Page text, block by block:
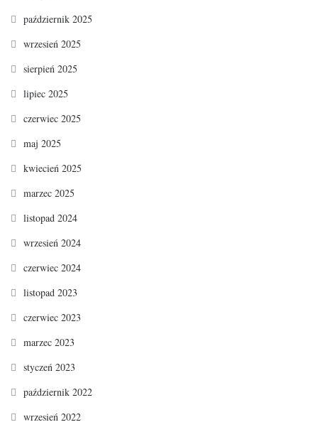
październik 2025
wrzesień 2025
sierpień 2025
lipiec 2025
czerwiec 2025
maj 2025
kwiecień 2025
marzec 2025
listopad 2024
wrzesień 2024
czerwiec 2024
listopad 2023
czerwiec 2023
marzec 2023
styczeń 2023
październik 2022
wrzesień 2022